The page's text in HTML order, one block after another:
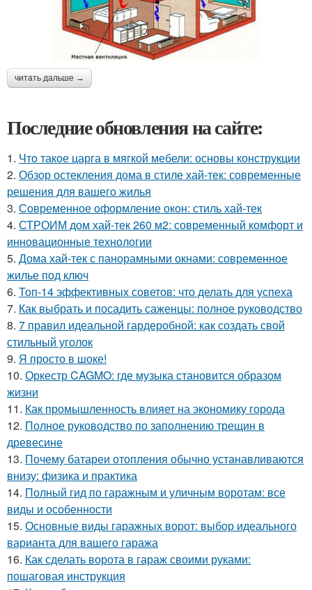
читать дальше →
Последние обновления на сайте:
1. Что такое царга в мягкой мебели: основы конструкции
2. Обзор остекления дома в стиле хай-тек: современные
решения для вашего жилья
3. Современное оформление окон: стиль хай-тек
4. СТРОИМ дом хай-тек 260 м2: современный комфорт и
инновационные технологии
5. Дома хай-тек с панорамными окнами: современное
жилье под ключ
6. Топ-14 эффективных советов: что делать для успеха
7. Как выбрать и посадить саженцы: полное руководство
8. 7 правил идеальной гардеробной: как создать свой
стильный уголок
9. Я просто в шоке!
10. Оркестр CAGMO: где музыка становится образом
жизни
11. Как промышленность влияет на экономику города
12. Полное руководство по заполнению трещин в
древесине
13. Почему батареи отопления обычно устанавливаются
внизу: физика и практика
14. Полный гид по гаражным и уличным воротам: все
виды и особенности
15. Основные виды гаражных ворот: выбор идеального
варианта для вашего гаража
16. Как сделать ворота в гараж своими руками:
пошаговая инструкция